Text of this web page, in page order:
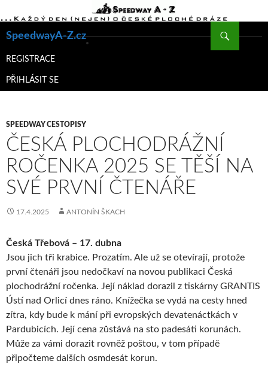
SpeedwayA-Z.cz
K
WEBU
REGISTRACE
PŘIHLÁSIT SE
SPEEDWAY CESTOPISY
ČESKÁ PLOCHODRÁŽNÍ
ROČENKA 2025 SE TĚŠÍ NA
SVÉ PRVNÍ ČTENÁŘE
17.4.2025 ANTONÍN ŠKACH
Česká Třebová – 17. dubna
Jsou jich tři krabice. Prozatím. Ale už se otevírají, protože
první čtenáři jsou nedočkaví na novou publikaci Česká
plochodrážní ročenka. Její náklad dorazil z tiskárny GRANTIS
Ústí nad Orlicí dnes ráno. Knížečka se vydá na cesty hned
zítra, kdy bude k mání při evropských devatenáctkách v
Pardubicích. Její cena zůstává na sto padesáti korunách.
Může za vámi dorazit rovněž poštou, v tom případě
připočteme dalších osmdesát korun.